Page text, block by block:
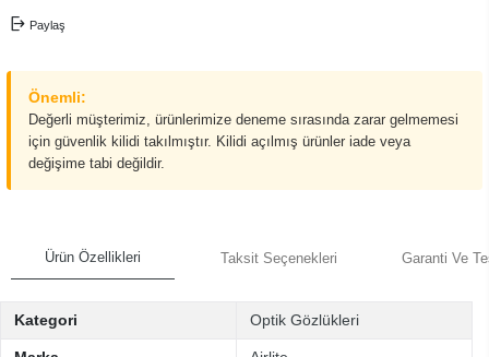
Paylaş
Önemli:
Değerli müşterimiz, ürünlerimize deneme sırasında zarar gelmemesi
için güvenlik kilidi takılmıştır. Kilidi açılmış ürünler iade veya
değişime tabi değildir.
Ürün Özellikleri Taksit Seçenekleri Garanti Ve
Kategori Optik Gözlükleri